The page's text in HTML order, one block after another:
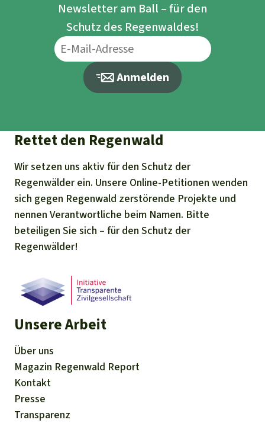
Newsletter am Ball – für den
Schutz des Regenwaldes!
Anmelden
Rettet den Regenwald
Wir setzen uns aktiv für den Schutz der
Regenwälder ein. Unsere Online-Petitionen wenden
sich gegen Regenwald zerstörende Projekte und
nennen Verantwortliche beim Namen. Bitte
beteiligen Sie sich – für den Schutz der
Regenwälder!
Unsere Arbeit
Über uns
Magazin Regenwald Report
Kontakt
Presse
Transparenz